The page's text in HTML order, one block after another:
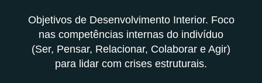
Objetivos de Desenvolvimento Interior. Foco
nas competências internas do indivíduo
(Ser, Pensar, Relacionar, Colaborar e Agir)
para lidar com crises estruturais.